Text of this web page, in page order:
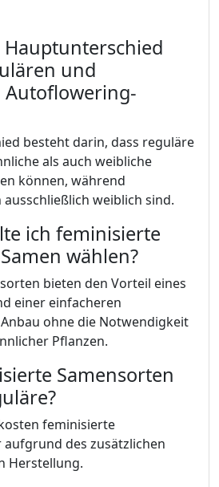
Hauptunterschied
und
besteht darin, dass reguläre
als auch weibliche
können, während
weiblich sind.
ich feminisierte
wählen?
bieten den Vorteil eines
einer einfacheren
ohne die Notwendigkeit
Pflanzen.
Samensorten
feminisierte
des zusätzlichen
Herstellung.